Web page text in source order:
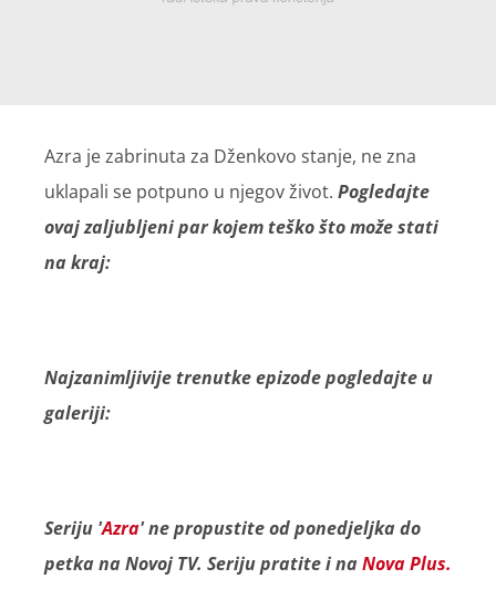
Azra je zabrinuta za Dženkovo stanje, ne zna
uklapali se potpuno u njegov život. Pogledajte
ovaj zaljubljeni par kojem teško što može stati
na kraj:
Najzanimljivije trenutke epizode pogledajte u
galeriji:
Seriju 'Azra' ne propustite od ponedjeljka do
petka na Novoj TV. Seriju pratite i naNova Plus.